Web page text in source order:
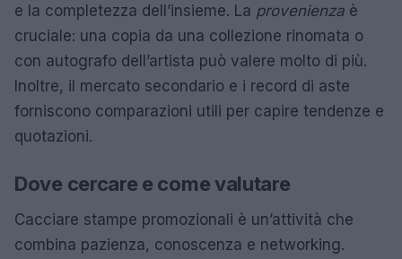
e la completezza dell’insieme. La provenienza è
cruciale: una copia da una collezione rinomata o
con autografo dell’artista può valere molto di più.
Inoltre, il mercato secondario e i record di aste
forniscono comparazioni utili per capire tendenze e
quotazioni.
Dove cercare e come valutare
Cacciare stampe promozionali è un’attività che
combina pazienza, conoscenza e networking.